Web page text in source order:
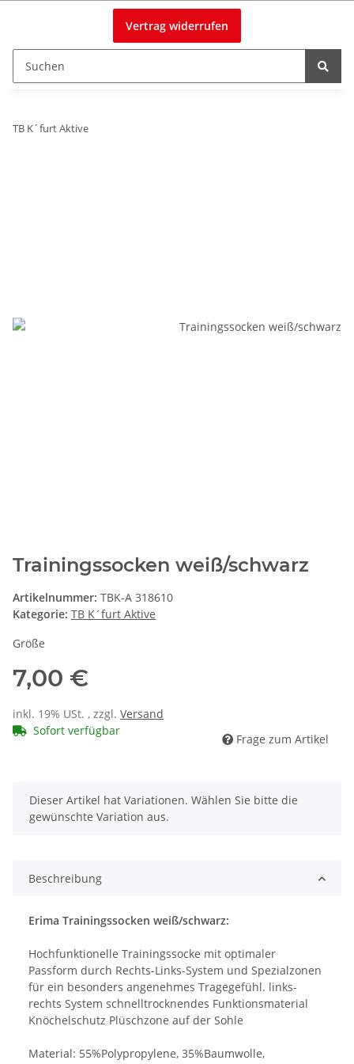
Vertrag widerrufen
TB K´furt Aktive
Trainingssocken weiß/schwarz
Artikelnummer: TBK-A 318610
Kategorie: TB K´furt Aktive
Größe
7,00 €
inkl. 19% USt. , zzgl. Versand
Sofort verfügbar
Frage zum Artikel
x
Dieser Artikel hat Variationen. Wählen Sie bitte die
gewünschte Variation aus.
Beschreibung
Erima Trainingssocken weiß/schwarz:
Hochfunktionelle Trainingssocke mit optimaler
Passform durch Rechts-Links-System und Spezialzonen
für ein besonders angenehmes Tragegefühl. links-
rechts System schnelltrocknendes Funktionsmaterial
Knöchelschutz Plüschzone auf der Sohle
Material: 55%Polypropylene, 35%Baumwolle,